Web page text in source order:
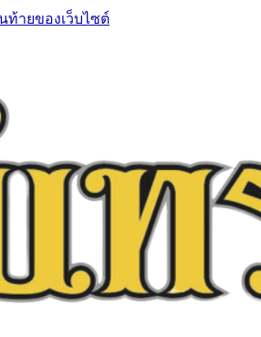
ท้ายของเว็บไซต์